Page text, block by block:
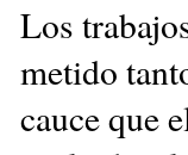
Los
metido
cauce que